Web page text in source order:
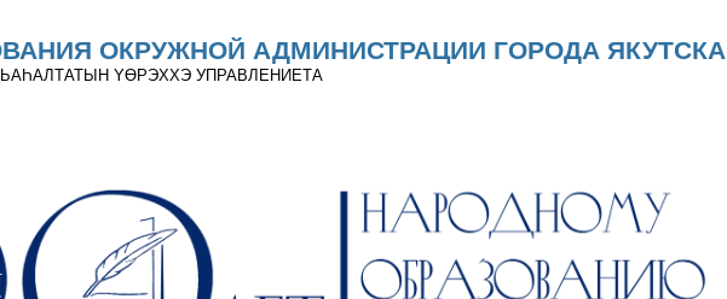
ОКРУЖНОЙ АДМИНИСТРАЦИИ ГОРОДА ЯКУТСКА
YӨРЭХХЭ УПРАВЛЕНИЕТА